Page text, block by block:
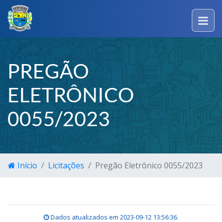
PREGÃO
ELETRÔNICO
0055/2023
Início Licitações Pregão Eletrônico 0055/2023
Dados atualizados em 2023-09-12 13:56:36.